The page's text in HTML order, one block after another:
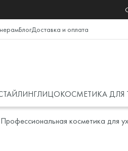
БлогДоставка и оплата
ЛИЦОКОСМЕТИКА ДЛЯ
Профессиональная косметика для